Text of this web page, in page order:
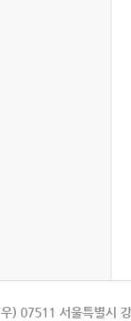
우) 07511 서울특별시